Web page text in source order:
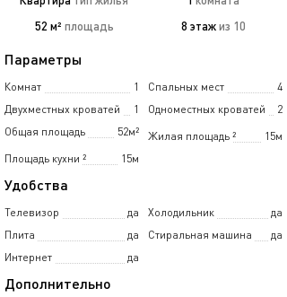
52 м² площадь 8 этаж из 10
Параметры
Комнат 1 Спальных мест
4
Двухместных кроватей
1 Одноместных кроватей
2
Общая площадь
52м² Жилая площадь 15м
²
Площадь кухни
15м
²
Удобства
Телевизор да Холодильник
да
Плита
да Стиральная машина
да
Интернет
да
Дополнительно